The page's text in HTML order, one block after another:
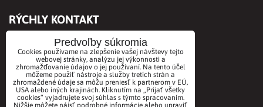
RÝCHLY KONTAKT
+421356421513
Mobil:+421901712584
Email:office@biovitae.sk
AKCEPTUJEME PLATBY KARTOU
Predvoľby súkromia
Cookies používame na zlepšenie vašej návštevy tejto
webovej stránky, analýzu jej výkonnosti a
zhromažďovanie údajov o jej používaní. Na tento účel
môžeme použiť nástroje a služby tretích strán a
zhromaždené údaje sa môžu preniesť k partnerom v EÚ,
USA alebo iných krajinách. Kliknutím na „Prijať všetky
cookies“ vyjadrujete svoj súhlas s týmto spracovaním.
Nižšie môžete nájsť podrobné informácie alebo upraviť